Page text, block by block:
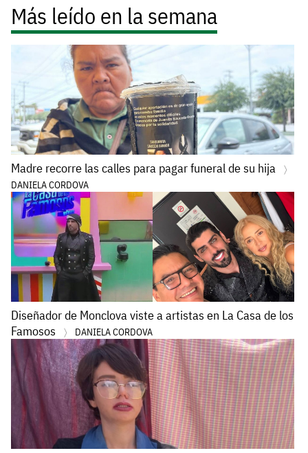
Más leído en la semana
Madre recorre las calles para pagar funeral de su hija
DANIELA CORDOVA
Diseñador de Monclova viste a artistas en La Casa de los
Famosos
DANIELA CORDOVA